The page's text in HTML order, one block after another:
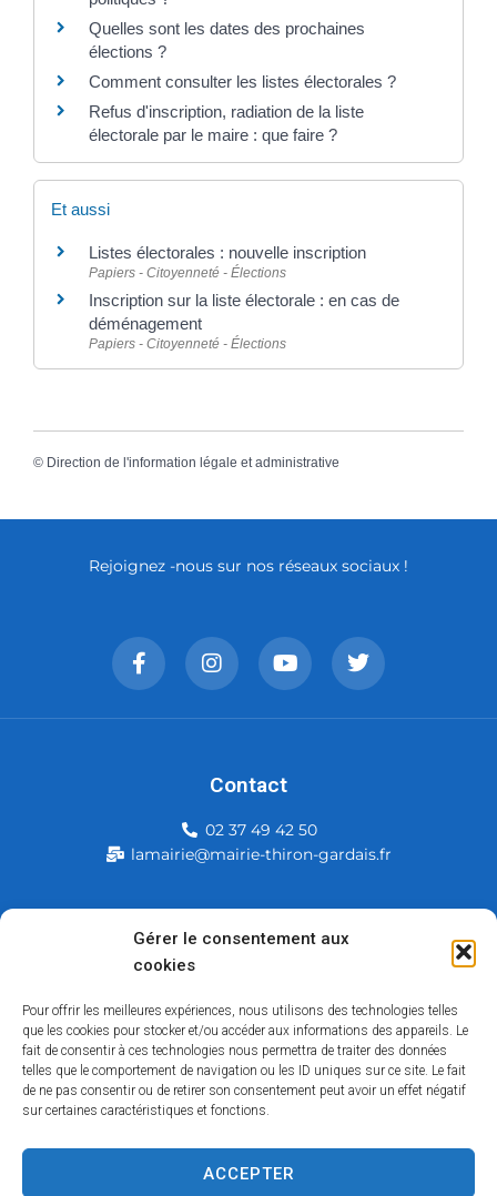
Gérer le consentement aux
cookies
Pour offrir les meilleures expériences, nous utilisons des technologies telles
que les cookies pour stocker et/ou accéder aux informations des appareils. Le
fait de consentir à ces technologies nous permettra de traiter des données
telles que le comportement de navigation ou les ID uniques sur ce site. Le fait
de ne pas consentir ou de retirer son consentement peut avoir un effet négatif
sur certaines caractéristiques et fonctions.
ACCEPTER
Quelles sont les dates des prochaines
élections ?
Comment consulter les listes électorales ?
Refus d'inscription, radiation de la liste
électorale par le maire : que faire ?
Et aussi
Listes électorales : nouvelle inscription
Papiers - Citoyenneté - Élections
Inscription sur la liste électorale : en cas de
déménagement
Papiers - Citoyenneté - Élections
© Direction de l'information légale et administrative
Mairie de Thiron-Gardais
28480 Thiron-Gardais
Rejoignez -nous sur nos réseaux sociaux !
Contact
02 37 49 42 50
lamairie@mairie-thiron-gardais.fr